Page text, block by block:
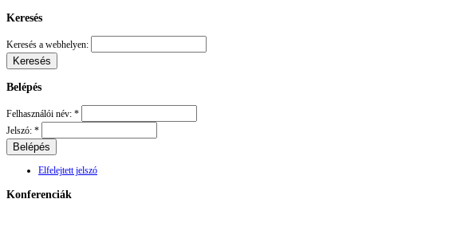
Keresés
Keresés a webhelyen:
Belépés
Felhasználói név: *
Jelszó: *
Elfelejtett jelszó
Konferenciák